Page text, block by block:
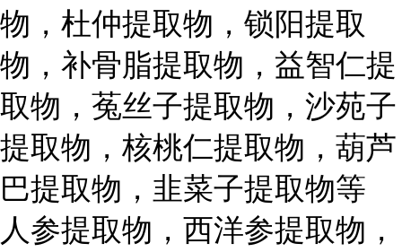
物，杜仲提取物，锁阳提取
物，补骨脂提取物，益智仁提
取物，菟丝子提取物，沙苑子
提取物，核桃仁提取物，葫芦
巴提取物，韭菜子提取物等
人参提取物，西洋参提取物，